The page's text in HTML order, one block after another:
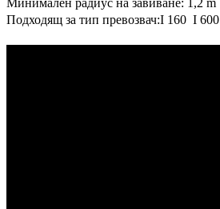
Минимален радиус на завиване: 1,2 m
Подходящ за тип превозвач:I 160  I 600